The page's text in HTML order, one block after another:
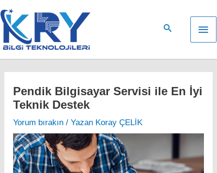
İçeriğe
atla
Pendik Bilgisayar Servisi ile En İyi
Teknik Destek
Yorum bırakın / Yazan Koray ÇELİK